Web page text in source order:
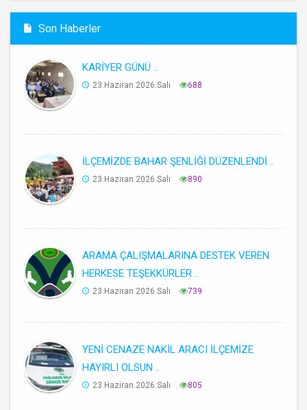
Son Haberler
KARİYER GÜNÜ ..
23.Haziran.2026.Salı 688
İLÇEMİZDE BAHAR ŞENLİĞİ DÜZENLENDİ ..
23.Haziran.2026.Salı 890
ARAMA ÇALIŞMALARINA DESTEK VEREN
HERKESE TEŞEKKÜRLER ..
23.Haziran.2026.Salı 739
YENİ CENAZE NAKİL ARACI İLÇEMİZE
HAYIRLI OLSUN ..
23.Haziran.2026.Salı 805